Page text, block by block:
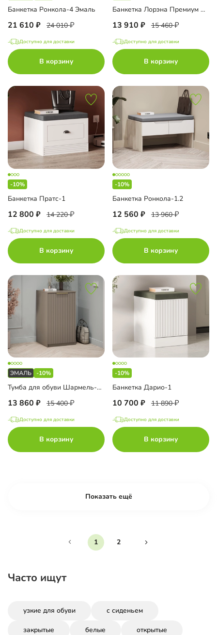
Банкетка Ронкола-4 Эмаль
21 610 24 010
Доступно для доставки
В корзину
Банкетка Лорэна Премиум Эко
13 910 15 460
Доступно для доставки
В корзину
-10%
Банкетка Пратс-1
12 800 14 220
Доступно для доставки
В корзину
-10%
Банкетка Ронкола-1.2
12 560 13 960
Доступно для доставки
В корзину
-10%
Тумба для обуви Шармель-1 Лайф Эмаль
13 860 15 400
Доступно для доставки
В корзину
-10%
Банкетка Дарио-1
10 700 11 890
Доступно для доставки
В корзину
Показать ещё
1 2
Часто ищут
узкие для обуви с сиденьем
закрытые белые открытые